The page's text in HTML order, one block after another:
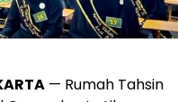
— Rumah Tahsin